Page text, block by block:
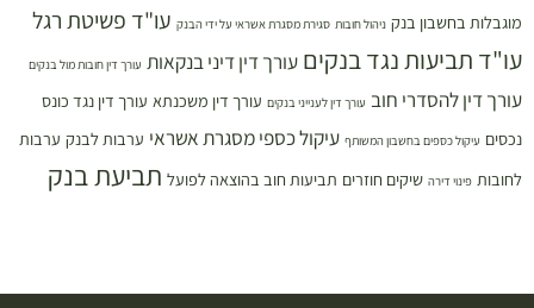
מוגבלות בחשבון בנק ניהול חובות סגירת מסגרת אשראי על ידי הבנק עו"ד פשיטת רגל
עו"ד תביעות נגד בנקים עורך דין דיני בנקאות עורך דין חובות מול בנקים
עורך דין להסדרי חוב עורך דין לענייני בנקים עורך דין משכנתא עורך דין נגד כונס
נכסים עיקול כספים בחשבון המשותף עיקול כספי מסגרת אשראי ערבות לבנק ערבות
לחובות פינוי דירה שיקים חוזרים תביעות חוב בהוצאה לפועל תביעת בנק